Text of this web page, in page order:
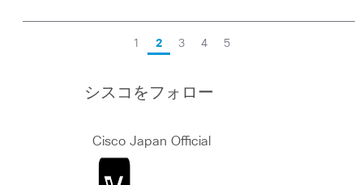
1 2 3 4 5
シスコをフォロー
Cisco Japan Official